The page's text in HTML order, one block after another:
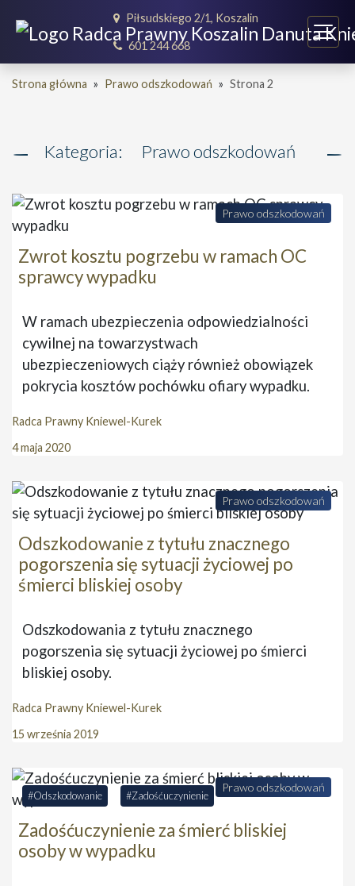
Piłsudskiego 2/1, Koszalin
601 244 668
Strona główna » Prawo odszkodowań » Strona 2
Kategoria: Prawo odszkodowań
Prawo odszkodowań
Zwrot kosztu pogrzebu w ramach OC
sprawcy wypadku
W ramach ubezpieczenia odpowiedzialności
cywilnej na towarzystwach
ubezpieczeniowych ciąży również obowiązek
pokrycia kosztów pochówku ofiary wypadku.
Radca Prawny Kniewel-Kurek
4 maja 2020
Prawo odszkodowań
Odszkodowanie z tytułu znacznego
pogorszenia się sytuacji życiowej po
śmierci bliskiej osoby
Odszkodowania z tytułu znacznego
pogorszenia się sytuacji życiowej po śmierci
bliskiej osoby.
Radca Prawny Kniewel-Kurek
15 września 2019
Prawo odszkodowań
Odszkodowanie Zadośćuczynienie
Zadośćuczynienie za śmierć bliskiej
osoby w wypadku